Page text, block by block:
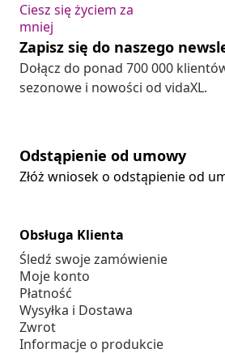
Ciesz się życiem za
mniej
Zapisz się do naszego
Dołącz do ponad 700 000
sezonowe i nowości od vidaXL.
Odstąpienie od umowy
Złóż wniosek o odstąpienie od
Obsługa Klienta
Śledź swoje zamówienie
Moje konto
Płatność
Wysyłka i Dostawa
Zwrot
Informacje o produkcie